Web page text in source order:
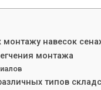
монтажу навесок
монтажа
типов